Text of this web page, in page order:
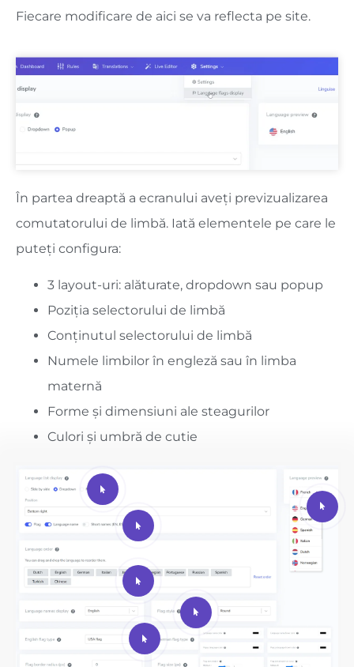
Fiecare modificare de aici se va reflecta pe site.
În partea dreaptă a ecranului aveți previzualizarea
comutatorului de limbă. Iată elementele pe care le
puteți configura:
3 layout-uri: alăturate, dropdown sau popup
Poziția selectorului de limbă
Conținutul selectorului de limbă
Numele limbilor în engleză sau în limba
maternă
Forme și dimensiuni ale steagurilor
Culori și umbră de cutie